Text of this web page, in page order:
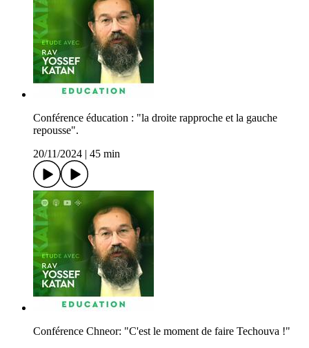
Conférence éducation : "la droite rapproche et la gauche
repousse".
20/11/2024
45 min
Conférence Chneor: "C'est le moment de faire Techouva !"